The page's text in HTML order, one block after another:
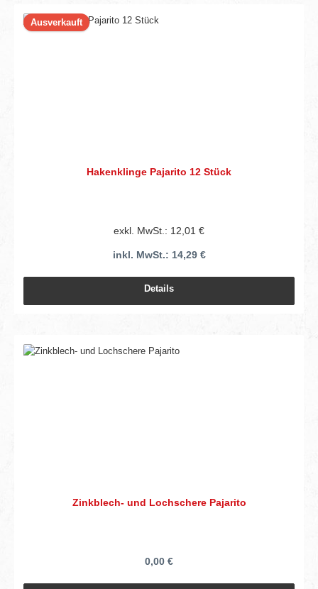
Ausverkauft
Hakenklinge Pajarito 12 Stück
exkl. MwSt.: 12,01 €
inkl. MwSt.: 14,29 €
Details
Zinkblech- und Lochschere Pajarito
0,00 €